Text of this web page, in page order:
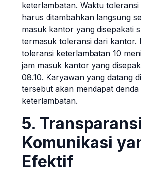
keterlambatan. Waktu
harus ditambahkan langsung
masuk kantor yang disepakati
termasuk toleransi dari kantor.
toleransi keterlambatan 10
jam masuk kantor yang
08.10. Karyawan yang datang
tersebut akan mendapat denda
keterlambatan.
5.
Komunikasi
Efektif